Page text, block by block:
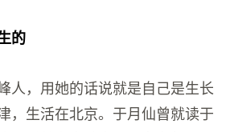
的
人，用她的话说就是自己是生长
，生活在北京。于月仙曾就读于